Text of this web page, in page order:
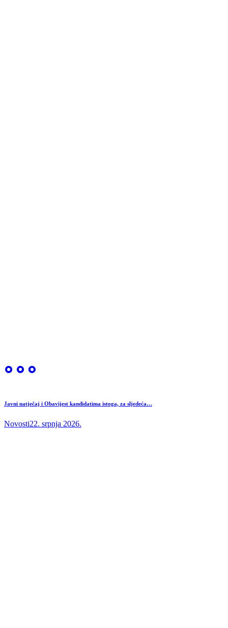
Javni natječaj i Obavijest kandidatima istoga, za sljedeća…
Novosti22. srpnja 2026.